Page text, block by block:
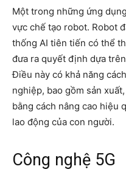
Một trong những ứng
vực chế tạo robot. Robot
thống AI tiên tiến có thể
đưa ra quyết định dựa
Điều này có khả năng
nghiệp, bao gồm sản
bằng cách nâng cao hiệu
lao động của con người.
Công nghệ 5G